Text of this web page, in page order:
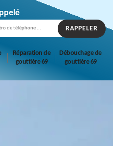
Réparation de
gouttière 69
Débouchage de
gouttière 69